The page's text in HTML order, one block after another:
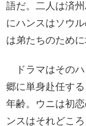
語だ。二人は済
にハンスはソウ
は弟たちのため
ドラマはそのハ
郷に単身赴任す
年齢。ウニは初
ンスはそれどこ